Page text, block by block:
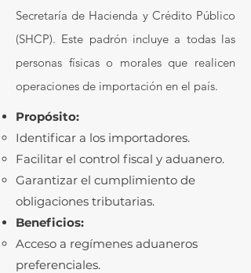
Secretaría de Hacienda y Crédito Público
(SHCP). Este padrón incluye a todas las
personas físicas o morales que realicen
operaciones de importación en el país.
Propósito:
Identificar a los importadores.
Facilitar el control fiscal y aduanero.
Garantizar el cumplimiento de
obligaciones tributarias.
Beneficios:
Acceso a regímenes aduaneros
preferenciales.